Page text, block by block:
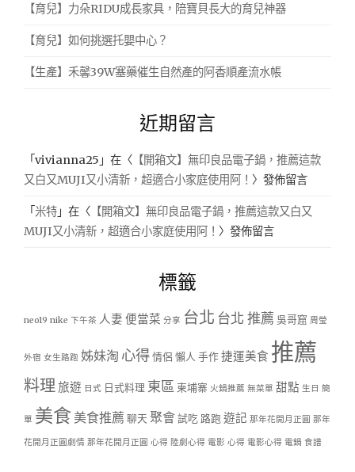
【育兒】力朵RIDU成長家具，陪寶貝長大的育兒神器
【育兒】如何挑選托嬰中心？
【生產】禾馨39W塞藥催生自然產的阿香順產流水帳
近期留言
「vivianna25 」在〈 【開箱文】無印良品電子鍋，推薦這款
又白又MUJI又小清新，超適合小家庭使用阿！ 〉發佈留言
「米特 」在〈 【開箱文】無印良品電子鍋，推薦這款又白又
MUJI又小清新，超適合小家庭使用阿！ 〉發佈留言
標籤
neo19 nike 下午茶 人妻 便當菜 分享 台北 台北 推薦 吳哥窟 周瑩
外宿 女生路跑 姊妹淘 心得情侶 懶人 手作捷運美食 推薦
料理旅遊 日式 日式料理 東區 柬埔寨 火鍋推薦 無菜單 甜點 生日 簡
單 美食 美食推薦 聊天 聚會試吃 路跑遊記 那年花開月正圓 那年
花開月正圓劇情 那年花開月正圓 心得 陸劇心得 電影 心得 電影心得 電鍋 食譜